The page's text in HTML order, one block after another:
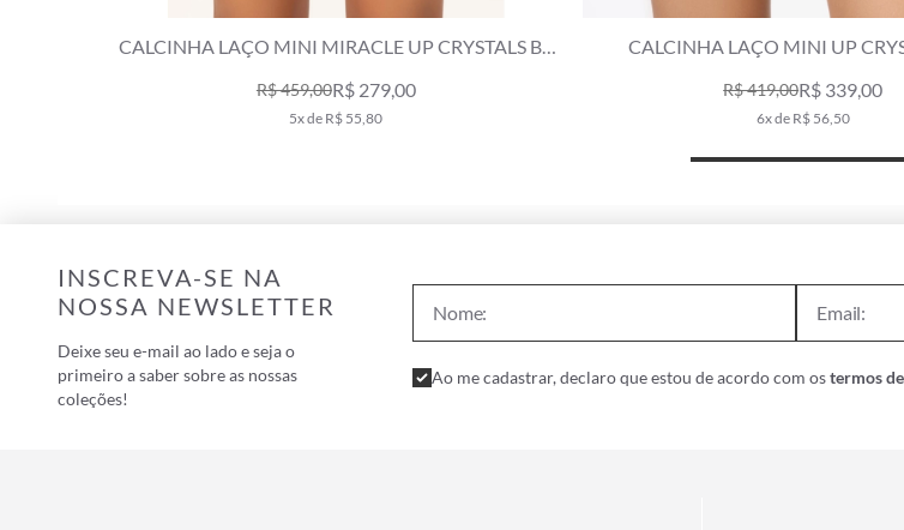
CALCINHA LAÇO MINI UP CRYSTALS BY
R$ 419,00R$ 339,00
6x de R$ 56,50
CALCINHA LAÇO MINI UP
R$ 359,00R$ 219,00
4x de R$ 54,75
INSCREVA-SE NA
NOSSA NEWSLETTER
Deixe seu e-mail ao lado e seja o
primeiro a saber sobre as nossas
coleções!
Ao me cadastrar, declaro que estou de acordo com ostermos